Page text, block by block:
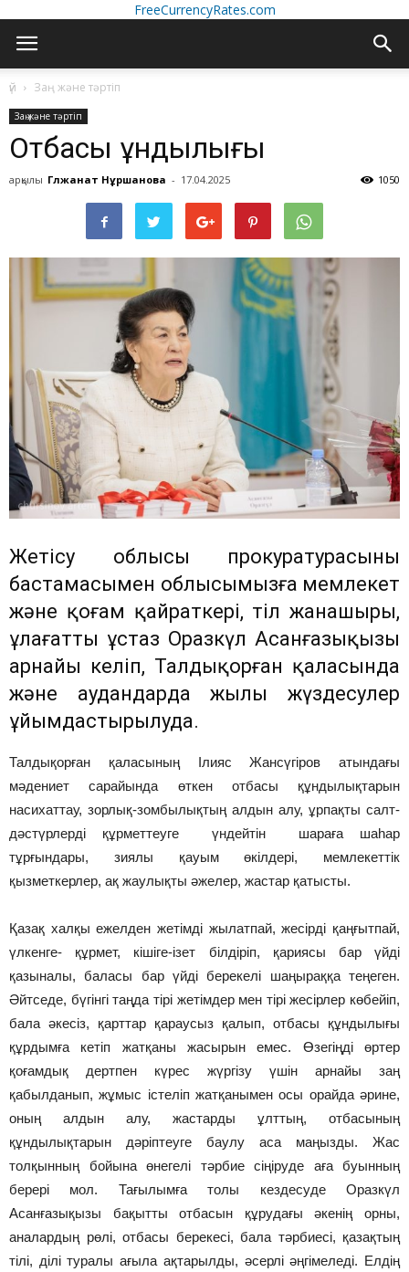
FreeCurrencyRates.com
үй Заң және тәртіп
Заң және тәртіп
Отбасы құндылығы
арқылы Гүлжанат Нұршанова - 17.04.2025 1050
Жетісу облысы прокуратурасының
бастамасымен облысымызға мемлекет
және қоғам қайраткері, тіл жанашыры,
ұлағатты ұстаз Оразкүл Асанғазықызы
арнайы келіп, Талдықорған қаласында
және аудандарда жылы жүздесулер
ұйымдастырылуда.
Талдықорған қаласының Ілияс Жансүгіров атындағы
мәдениет сарайында өткен отбасы құндылықтарын
насихаттау, зорлық-зомбылықтың алдын алу, ұрпақты салт-
дәстүрлерді құрметтеуге үндейтін шараға шаһар
тұрғындары, зиялы қауым өкілдері, мемлекеттік
қызметкерлер, ақ жаулықты әжелер, жастар қатысты.
Қазақ халқы ежелден жетімді жылатпай, жесірді қаңғытпай,
үлкенге- құрмет, кішіге-ізет білдіріп, қариясы бар үйді
қазыналы, баласы бар үйді берекелі шаңыраққа теңеген.
Әйтседе, бүгінгі таңда тірі жетімдер мен тірі жесірлер көбейіп,
бала әкесіз, қарттар қараусыз қалып, отбасы құндылығы
құрдымға кетіп жатқаны жасырын емес. Өзегіңді өртер
қоғамдық дертпен күрес жүргізу үшін арнайы заң
қабылданып, жұмыс істеліп жатқанымен осы орайда әрине,
оның алдын алу, жастарды ұлттың, отбасының
құндылықтарын дәріптеуге баулу аса маңызды. Жас
толқынның бойына өнегелі тәрбие сіңіруде аға буынның
берері мол. Тағылымға толы кездесуде Оразкүл
Асанғазықызы бақытты отбасын құрудағы әкенің орны,
аналардың рөлі, отбасы берекесі, бала тәрбиесі, қазақтың
тілі, ділі туралы ағыла ақтарылды, әсерлі әңгімеледі. Елдің